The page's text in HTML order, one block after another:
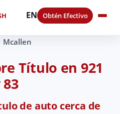
EN Obtén Efectivo
Mcallen
Título en 921
de auto cerca de